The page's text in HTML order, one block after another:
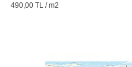
490,00 TL / m2